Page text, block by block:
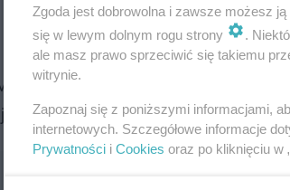
powstają boksy i ścianki, które
powstać 160 miejsc dla pacjentów.
Zgoda jest dobrowolna i zawsze możesz
się w lewym dolnym rogu strony
.
ale masz prawo sprzeciwić się takiemu
witrynie.
Zapoznaj się z poniższymi informacjami,
internetowych. Szczegółowe informacje
Prywatności i Cookies oraz po kliknięciu w